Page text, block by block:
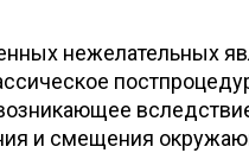
нежелательных
и смещения